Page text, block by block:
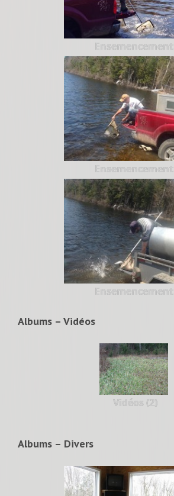
Ensemencement
Ensemencement
Ensemencement
Albums – Vidéos
Vidéos (2)
Albums – Divers